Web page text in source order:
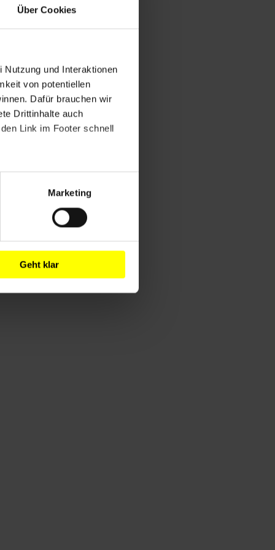
Über Cookies
Nutzung und Interaktionen
von potentiellen
Dafür brauchen wir
Drittinhalte auch
Link im Footer schnell
Marketing
Geht klar